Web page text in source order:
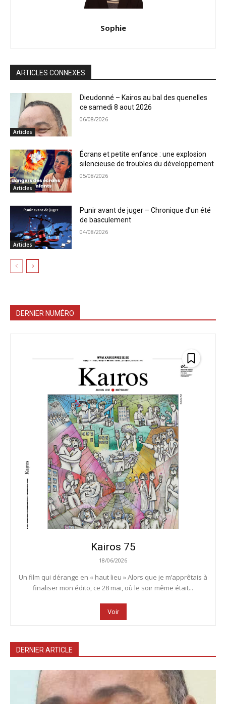
Sophie
ARTICLES CONNEXES
Articles
Dieudonné – Kairos au bal des quenelles
ce samedi 8 aout 2026
06/08/2026
Articles
Écrans et petite enfance : une explosion
silencieuse de troubles du développement
05/08/2026
Articles
Punir avant de juger – Chronique d’un été
de basculement
04/08/2026
DERNIER NUMÉRO
Kairos 75
18/06/2026
Un film qui dérange en « haut lieu » Alors que je m’apprêtais à
finaliser mon édito, ce 28 mai, où le soir même était...
Voir
DERNIER ARTICLE